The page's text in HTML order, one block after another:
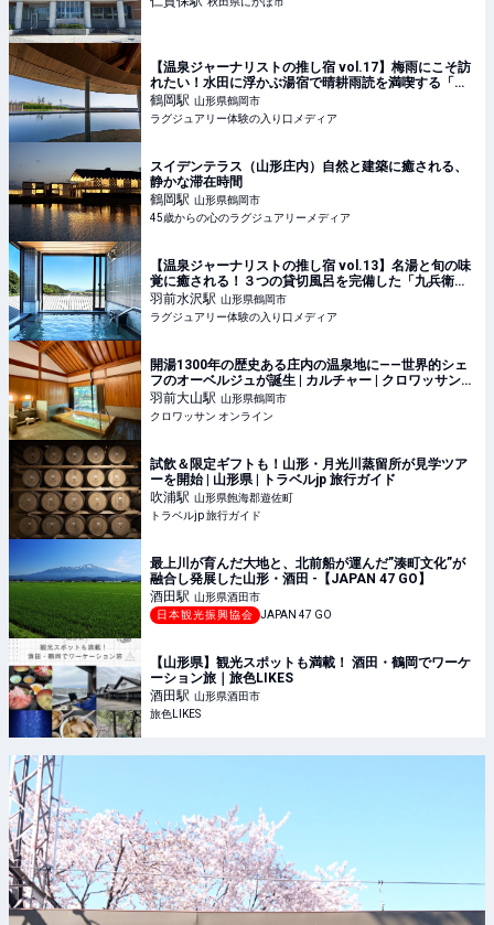
【温泉ジャーナリストの推し宿 vol.17】梅雨にこそ訪
れたい！水田に浮かぶ湯宿で晴耕雨読を満喫する「ス
イデンテラス」
鶴岡駅 山形県鶴岡市
ラグジュアリー体験の入り口メディア
スイデンテラス（山形庄内）自然と建築に癒される、
静かな滞在時間
鶴岡駅 山形県鶴岡市
45歳からの心のラグジュアリーメディア
【温泉ジャーナリストの推し宿 vol.13】名湯と旬の味
覚に癒される！３つの貸切風呂を完備した「九兵衛別
館 珠玉や」
羽前水沢駅 山形県鶴岡市
ラグジュアリー体験の入り口メディア
開湯1300年の歴史ある庄内の温泉地に——世界的シェ
フのオーベルジュが誕生 | カルチャー | クロワッサン
オンライン
羽前大山駅 山形県鶴岡市
クロワッサン オンライン
試飲＆限定ギフトも！山形・月光川蒸留所が見学ツア
ーを開始 | 山形県 | トラベルjp 旅行ガイド
吹浦駅 山形県飽海郡遊佐町
トラベルjp 旅行ガイド
最上川が育んだ大地と、北前船が運んだ”湊町文化”が
融合し発展した山形・酒田 -【JAPAN 47 GO】
酒田駅 山形県酒田市
日本観光振興協会
JAPAN 47 GO
【山形県】観光スポットも満載！ 酒田・鶴岡でワーケ
ーション旅｜旅色LIKES
酒田駅 山形県酒田市
旅色LIKES